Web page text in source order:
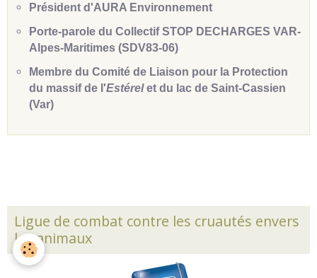
Président d'AURA Environnement
Porte-parole du Collectif STOP DECHARGES VAR-
Alpes-Maritimes (SDV83-06)
Membre du Comité de Liaison pour la Protection
du massif de l'Estérelet du lac de Saint-Cassien
(Var)
Ligue de combat contre les cruautés envers
les animaux